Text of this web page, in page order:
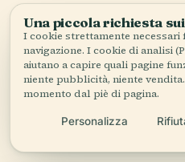
74 luoghi da scoprire —
Burj Khalifa
PLACE
Almas Tower
Tutti i 74
Una piccola richiesta
I cookie strettamente necessari
navigazione. I cookie di analisi
aiutano a capire quali pagine
niente pubblicità, niente
momento dal piè di pagina.
Personalizza